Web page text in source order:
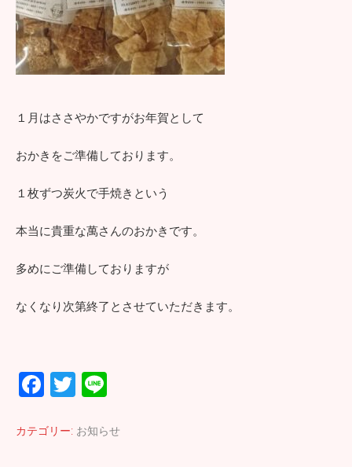
１月はささやかですがお年賀として
おかきをご準備しております。
１枚ずつ炭火で手焼きという
本当に貴重な萬さんのおかきです。
多めにご準備しておりますが
なくなり次第終了とさせていただきます。
F
e
T
tt e
カテゴリー: お知らせ